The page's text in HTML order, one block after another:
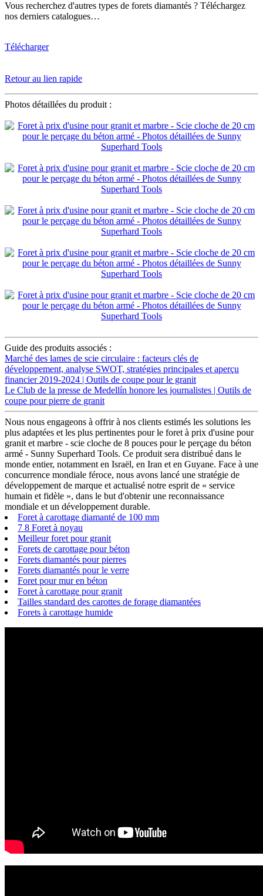
Vous recherchez d'autres types de forets diamantés ? Téléchargez
nos derniers catalogues…
Télécharger
Retour au lien rapide
Photos détaillées du produit :
Guide des produits associés :
Marché des lames de scie circulaire : facteurs clés de
développement, analyse SWOT, stratégies principales et aperçu
financier 2019-2024 | Outils de coupe pour le granit
Le Club de la presse de Medellín honore les journalistes | Outils de
coupe pour pierre de granit
Nous nous engageons à offrir à nos clients estimés les solutions les
plus adaptées et les plus pertinentes pour le foret à prix d'usine pour
granit et marbre - scie cloche de 8 pouces pour le perçage du béton
armé - Sunny Superhard Tools. Ce produit sera distribué dans le
monde entier, notamment en Israël, en Iran et en Guyane. Face à une
concurrence mondiale féroce, nous avons lancé une stratégie de
développement de marque et actualisé notre esprit de « service
humain et fidèle », dans le but d'obtenir une reconnaissance
mondiale et un développement durable.
Foret à carottage diamanté de 100 mm
7 8 Foret à noyau
Meilleur foret pour granit
Forets de carottage pour béton
Forets diamantés pour pierres
Forets diamantés pour le verre
Foret pour mur en béton
Foret à carottage pour granit
Tailles standard des carottes de forage diamantées
Forets à carottage humide